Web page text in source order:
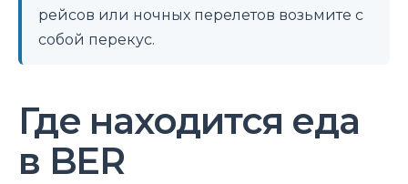
рейсов или ночных перелетов возьмите с
собой перекус.
Где находится еда
в BER